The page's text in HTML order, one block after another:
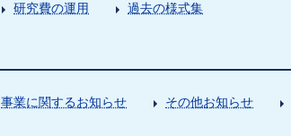
研究費の運用 過去の様式集
事業に関するお知らせ その他お知らせ